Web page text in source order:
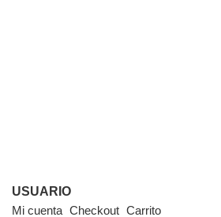
USUARIO
Mi cuenta Checkout Carrito